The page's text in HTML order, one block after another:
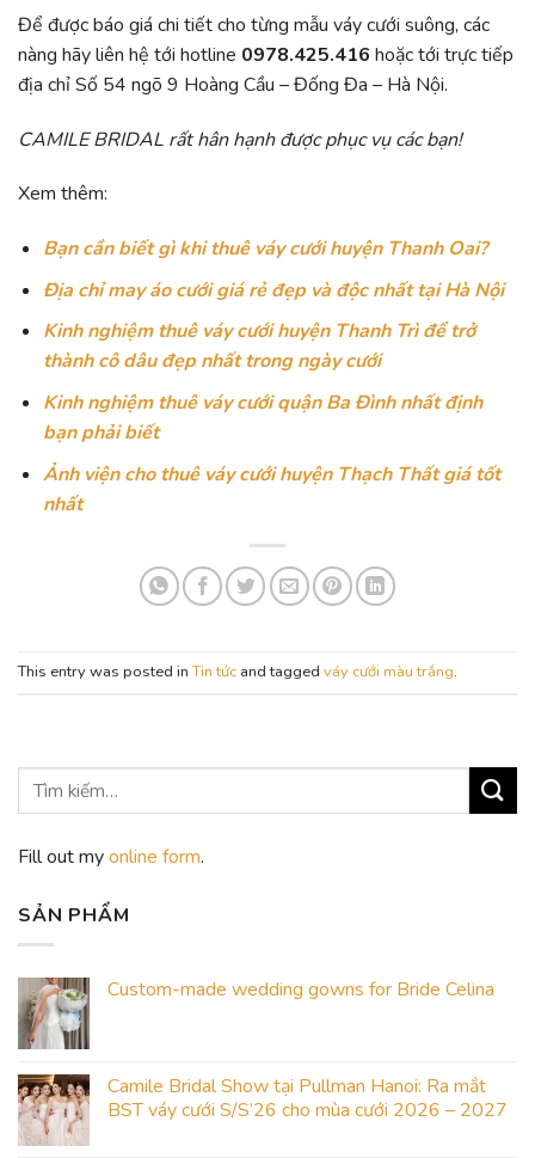
Để được báo giá chi tiết cho từng mẫu váy cưới suông, các
nàng hãy liên hệ tới hotline 0978.425.416 hoặc tới trực tiếp
địa chỉ Số 54 ngõ 9 Hoàng Cầu – Đống Đa – Hà Nội.
CAMILE BRIDAL rất hân hạnh được phục vụ các bạn!
Xem thêm:
Bạn cần biết gì khi thuê váy cưới huyện Thanh Oai?
Địa chỉ may áo cưới giá rẻ đẹp và độc nhất tại Hà Nội
Kinh nghiệm thuê váy cưới huyện Thanh Trì để trở
thành cô dâu đẹp nhất trong ngày cưới
Kinh nghiệm thuê váy cưới quận Ba Đình nhất định
bạn phải biết
Ảnh viện cho thuê váy cưới huyện Thạch Thất giá tốt
nhất
This entry was posted inTin tức and tagged váy cưới màu trắng.
Fill out myonline form.
SẢN PHẨM
Custom-made wedding gowns for Bride Celina
Camile Bridal Show tại Pullman Hanoi: Ra mắt
BST váy cưới S/S’26 cho mùa cưới 2026 – 2027